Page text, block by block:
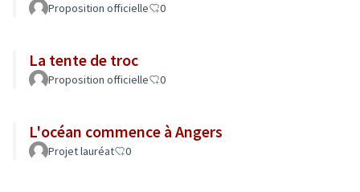
Proposition officielle 0
La tente de troc
Proposition officielle 0
L'océan commence à Angers
Projet lauréat 0